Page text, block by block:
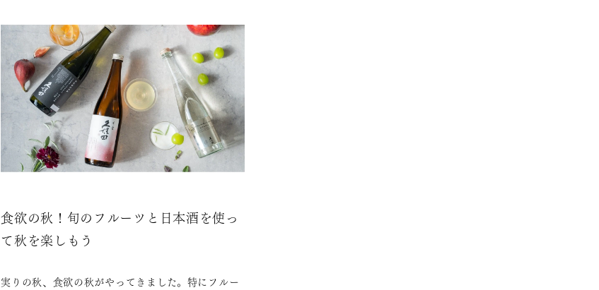
食欲の秋！旬のフルーツと日本酒を使っ
て秋を楽しもう
実りの秋、食欲の秋がやってきました。特にフルー